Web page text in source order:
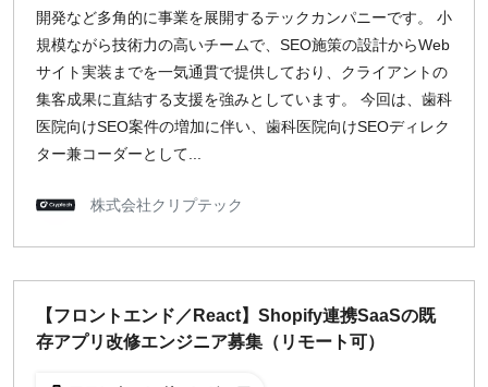
開発など多角的に事業を展開するテックカンパニーです。 小
規模ながら技術力の高いチームで、SEO施策の設計からWeb
サイト実装までを一気通貫で提供しており、クライアントの
集客成果に直結する支援を強みとしています。 今回は、歯科
医院向けSEO案件の増加に伴い、歯科医院向けSEOディレク
ター兼コーダーとして...
株式会社クリプテック
【フロントエンド／React】Shopify連携SaaSの既
存アプリ改修エンジニア募集（リモート可）